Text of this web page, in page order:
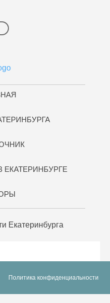
Екатеринбурга
Политика конфиденциальности